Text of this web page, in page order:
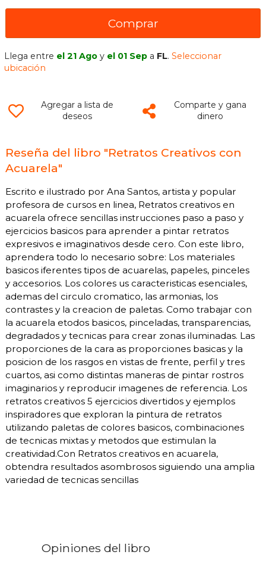
Comprar
Llega entre el 21 Ago y el 01 Sep a FL.Seleccionar
ubicación
Agregar a lista de
deseos
Comparte y gana
dinero
Reseña del libro "Retratos Creativos con
Acuarela"
Escrito e ilustrado por Ana Santos, artista y popular
profesora de cursos en linea, Retratos creativos en
acuarela ofrece sencillas instrucciones paso a paso y
ejercicios basicos para aprender a pintar retratos
expresivos e imaginativos desde cero. Con este libro,
aprendera todo lo necesario sobre: Los materiales
basicos iferentes tipos de acuarelas, papeles, pinceles
y accesorios. Los colores us caracteristicas esenciales,
ademas del circulo cromatico, las armonias, los
contrastes y la creacion de paletas. Como trabajar con
la acuarela etodos basicos, pinceladas, transparencias,
degradados y tecnicas para crear zonas iluminadas. Las
proporciones de la cara as proporciones basicas y la
posicion de los rasgos en vistas de frente, perfil y tres
cuartos, asi como distintas maneras de pintar rostros
imaginarios y reproducir imagenes de referencia. Los
retratos creativos 5 ejercicios divertidos y ejemplos
inspiradores que exploran la pintura de retratos
utilizando paletas de colores basicos, combinaciones
de tecnicas mixtas y metodos que estimulan la
creatividad.Con Retratos creativos en acuarela,
obtendra resultados asombrosos siguiendo una amplia
variedad de tecnicas sencillas
Opiniones del libro